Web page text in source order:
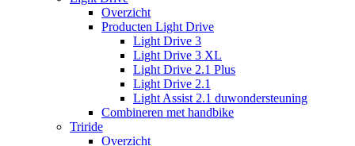
Overzicht
Producten Light Drive
Light Drive 3
Light Drive 3 XL
Light Drive 2.1 Plus
Light Drive 2.1
Light Assist 2.1 duwondersteuning
Combineren met handbike
Triride
Overzicht